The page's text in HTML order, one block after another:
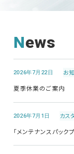
News
2026年7月22日 お
夏季休業のご案内
2026年7月1日 カス
「メンテナンスパック